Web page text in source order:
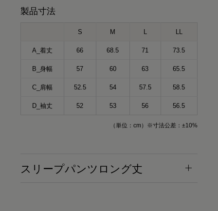
製品寸法
S M
A_着丈 66 68.5 71 73.5
B_身幅 57 60 63 65.5
C_肩幅 52.5 54 57.5 58.5
D_袖丈 52 53 56 56.5
（単位：cm）※寸法公差：±10%
スリープパンツロング丈